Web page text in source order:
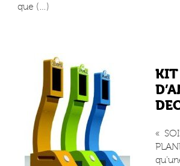
que (…)
KIT
«